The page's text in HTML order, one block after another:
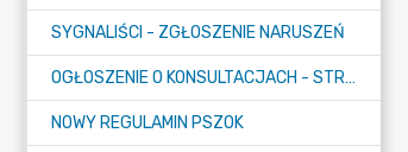
SYGNALIŚCI - ZGŁOSZENIE NARUSZEŃ
OGŁOSZENIE O KONSULTACJACH - STRATEGIA
NOWY REGULAMIN PSZOK